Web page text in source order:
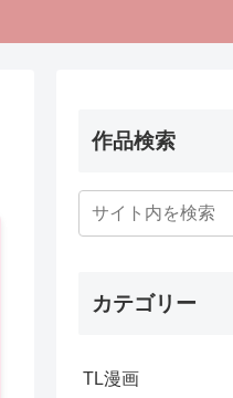
作品検索
カテゴリー
TL漫画